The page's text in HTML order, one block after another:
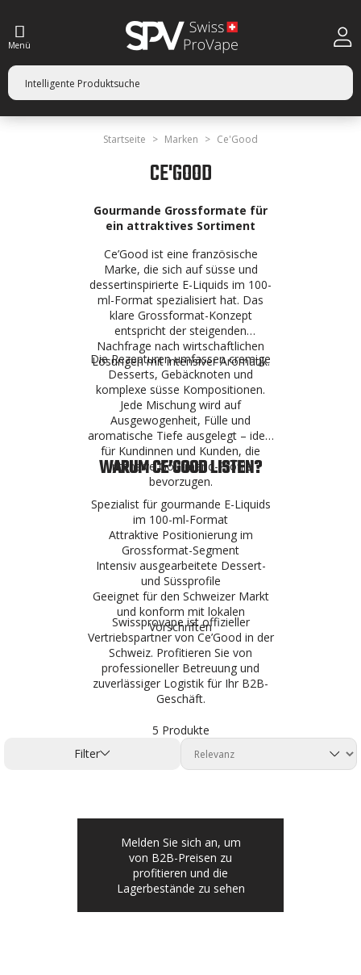
Menü
Startseite Marken Ce'Good
CE'GOOD
Gourmande Grossformate für
ein attraktives Sortiment
Ce’Good ist eine französische
Marke, die sich auf süsse und
dessertinspirierte E-Liquids im 100-
ml-Format spezialisiert hat. Das
klare Grossformat-Konzept
entspricht der steigenden
Nachfrage nach wirtschaftlichen
Lösungen mit intensiver Aromatik.
Die Rezepturen umfassen cremige
Desserts, Gebäcknoten und
komplexe süsse Kompositionen.
Jede Mischung wird auf
Ausgewogenheit, Fülle und
aromatische Tiefe ausgelegt – ideal
für Kundinnen und Kunden, die
intensive Gourmand-Profile
bevorzugen.
WARUM CE’GOOD LISTEN?
Spezialist für gourmande E-Liquids
im 100-ml-Format
Attraktive Positionierung im
Grossformat-Segment
Intensiv ausgearbeitete Dessert-
und Süssprofile
Geeignet für den Schweizer Markt
und konform mit lokalen
Vorschriften
Swissprovape ist offizieller
Vertriebspartner von Ce’Good in der
Schweiz. Profitieren Sie von
professioneller Betreuung und
zuverlässiger Logistik für Ihr B2B-
Geschäft.
5 Produkte
Filter
Melden Sie sich an, um
von B2B-Preisen zu
profitieren und die
Lagerbestände zu sehen